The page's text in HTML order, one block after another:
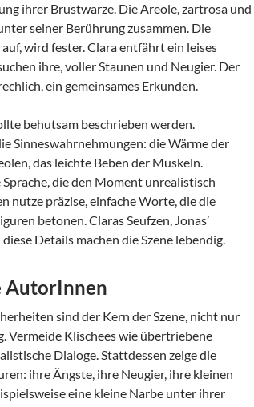
ihrer Brustwarze. Die Areole, zartrosa und
seiner Berührung zusammen. Die
wird fester. Clara entfährt ein leises
ihre, voller Staunen und Neugier. Der
ein gemeinsames Erkunden.
behutsam beschrieben werden.
Sinneswahrnehmungen: die Wärme der
das leichte Beben der Muskeln.
die den Moment unrealistisch
nutze präzise, einfache Worte, die die
betonen. Claras Seufzen, Jonas’
Details machen die Szene lebendig.
AutorInnen
sind der Kern der Szene, nicht nur
Vermeide Klischees wie übertriebene
Dialoge. Stattdessen zeige die
ihre Ängste, ihre Neugier, ihre kleinen
eine kleine Narbe unter ihrer